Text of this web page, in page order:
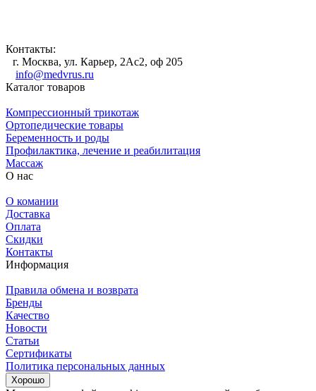
Контакты:
г. Москва, ул. Карьер, 2Ас2, оф 205
info@medvrus.ru
Каталог товаров
Компрессионный трикотаж
Ортопедические товары
Беременность и роды
Профилактика, лечение и реабилитация
Массаж
О нас
О комании
Доставка
Оплата
Скидки
Контакты
Информация
Правила обмена и возврата
Бренды
Качество
Новости
Статьи
Сертификаты
Политика персональных данных
Хорошо